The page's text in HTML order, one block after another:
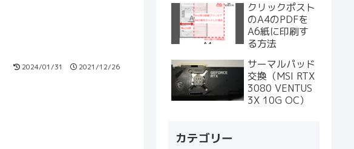
2024/01/31 2021/12/26
クリックポスト
のA4のPDFを
A6紙に印刷す
る方法
サーマルパッド
交換（MSI RTX
3080 VENTUS
3X 10G OC）
カテゴリー